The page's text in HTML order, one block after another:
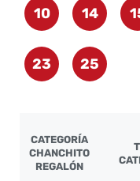
10 14
23 25
CATEGORÍA
CHANCHITO
REGALÓN